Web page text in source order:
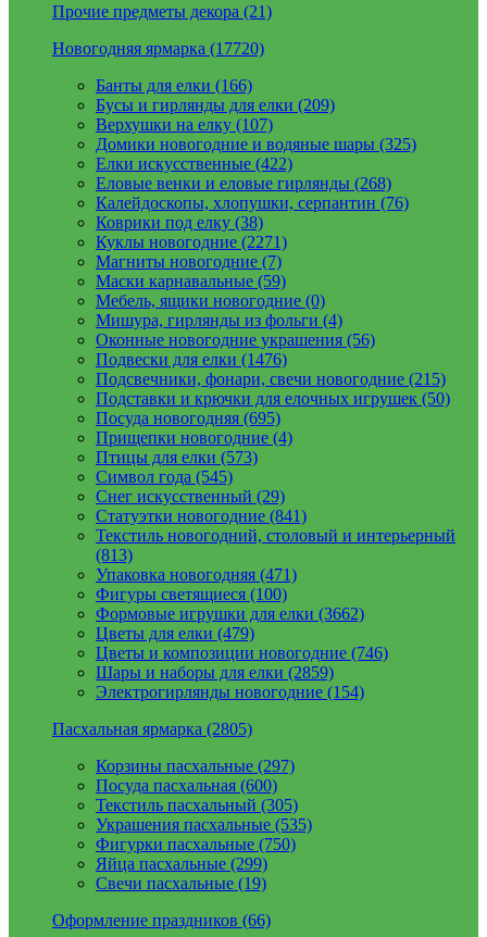
Прочие предметы декора (21)
Новогодняя ярмарка (17720)
Банты для елки (166)
Бусы и гирлянды для елки (209)
Верхушки на елку (107)
Домики новогодние и водяные шары (325)
Елки искусственные (422)
Еловые венки и еловые гирлянды (268)
Калейдоскопы, хлопушки, серпантин (76)
Коврики под елку (38)
Куклы новогодние (2271)
Магниты новогодние (7)
Маски карнавальные (59)
Мебель, ящики новогодние (0)
Мишура, гирлянды из фольги (4)
Оконные новогодние украшения (56)
Подвески для елки (1476)
Подсвечники, фонари, свечи новогодние (215)
Подставки и крючки для елочных игрушек (50)
Посуда новогодняя (695)
Прищепки новогодние (4)
Птицы для елки (573)
Символ года (545)
Снег искусственный (29)
Статуэтки новогодние (841)
Текстиль новогодний, столовый и интерьерный
(813)
Упаковка новогодняя (471)
Фигуры светящиеся (100)
Формовые игрушки для елки (3662)
Цветы для елки (479)
Цветы и композиции новогодние (746)
Шары и наборы для елки (2859)
Электрогирлянды новогодние (154)
Пасхальная ярмарка (2805)
Корзины пасхальные (297)
Посуда пасхальная (600)
Текстиль пасхальный (305)
Украшения пасхальные (535)
Фигурки пасхальные (750)
Яйца пасхальные (299)
Свечи пасхальные (19)
Оформление праздников (66)